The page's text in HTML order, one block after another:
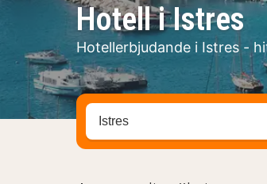
Hotell i Istres
Hotellerbjudande i Istres -
Sök efter hotell, område